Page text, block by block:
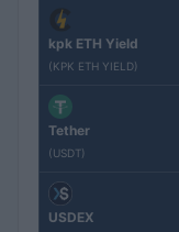
kpk ETH Yield
(KPK ETH YIELD)
Tether
(USDT)
USDEX